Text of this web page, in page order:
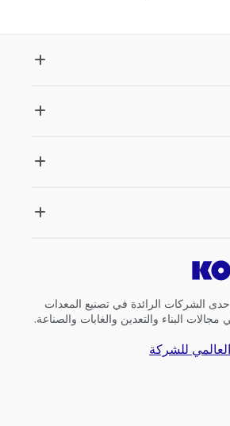
الشركات الرائدة في تصنيع المعدات
البناء والتعدين والغابات والصناعة.
للشركة